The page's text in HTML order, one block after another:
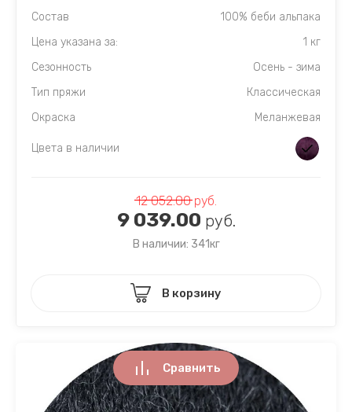
Состав
100% беби альпака
Цена указана за:
1 кг
Сезонность
Осень - зима
Тип пряжи
Классическая
Окраска
Меланжевая
Цвета в наличии
12 052.00руб.
9 039.00 руб.
В наличии: 341кг
В корзину
Сравнить